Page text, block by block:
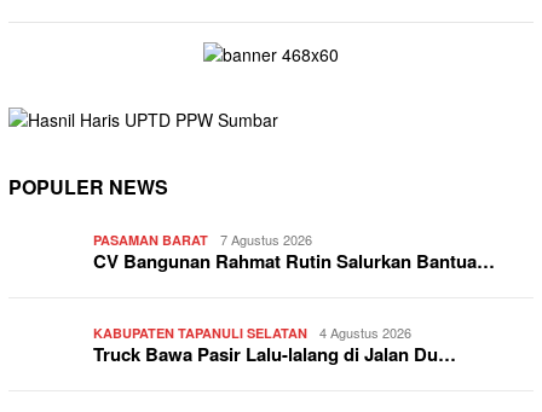
POPULER NEWS
PASAMAN BARAT 7 Agustus 2026
CV Bangunan Rahmat Rutin Salurkan Bantua…
KABUPATEN TAPANULI SELATAN 4 Agustus 2026
Truck Bawa Pasir Lalu-lalang di Jalan Du…